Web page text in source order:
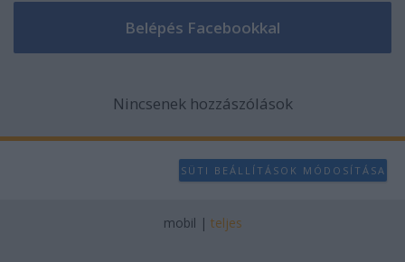
Nincsenek hozzászólások
SÜTI BEÁLLÍTÁSOK MÓDOSÍTÁSA
mobil | teljes